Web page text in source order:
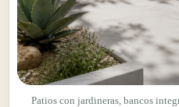
Patios con jardineras, bancos